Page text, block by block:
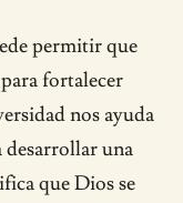
permitir que
fortalecer
nos ayuda
desarrollar una
que Dios se